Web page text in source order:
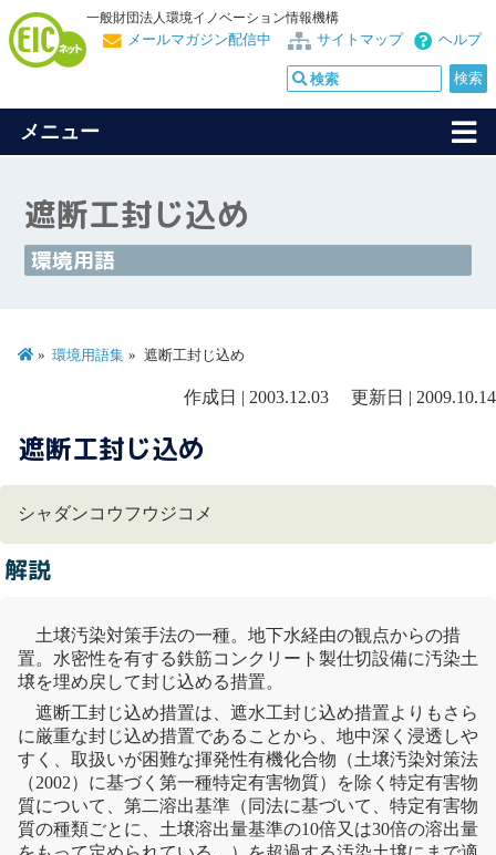
一般財団法人環境イノベーション情報機構
ヘルプ
サイトマップ
メールマガジン配信中
メニュー
遮断工封じ込め
環境用語
環境用語集 遮断工封じ込め
作成日 | 2003.12.03 更新日 | 2009.10.14
遮断工封じ込め
シャダンコウフウジコメ
解説
土壌汚染対策手法の一種。 地下水経由の観点からの措
置。水密性を有する鉄筋コンクリート製仕切設備に汚染土
壌を埋め戻して封じ込める措置。
遮断工封じ込め措置は、 遮水工封じ込め措置よりもさら
に厳重な封じ込め措置であることから、地中深く浸透しや
すく、取扱いが困難な揮発性有機化合物 （土壌汚染対策法
（2002）に基づく第一種特定有害物質）を除く特定有害物
質について、第二溶出基準（同法に基づいて、特定有害物
質の種類ごとに、 土壌溶出量基準の10倍又は30倍の溶出量